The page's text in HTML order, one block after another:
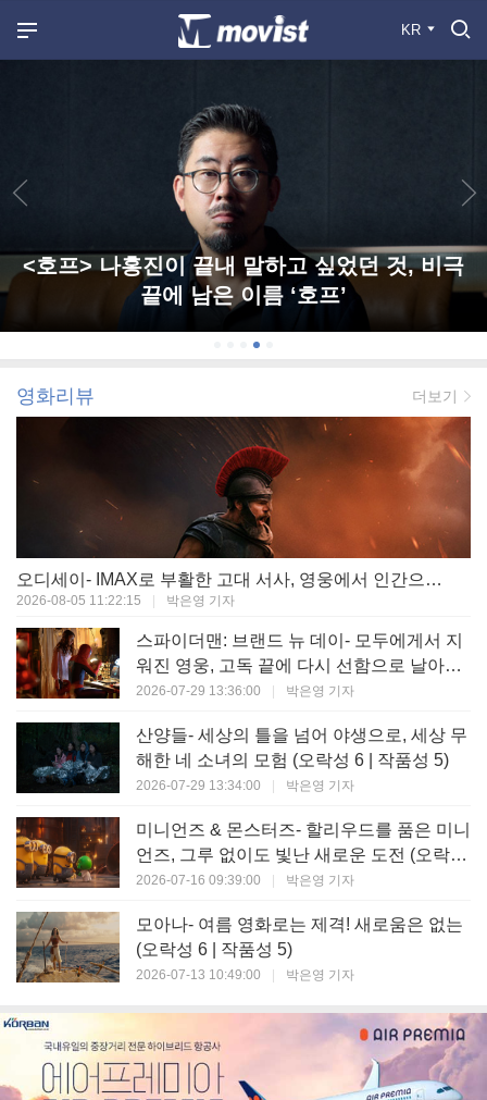
KR
<호프> 나홍진이 끝내 말하고 싶었던 것, 비극
끝에 남은 이름 ‘호프’
영화리뷰 더보기
오디세이- IMAX로 부활한 고대 서사, 영웅에서 인간으로의 귀환 (오락성 9 | 작품성 9)
2026-08-05 11:22:15 박은영 기자
스파이더맨: 브랜드 뉴 데이- 모두에게서 지
워진 영웅, 고독 끝에 다시 선함으로 날아오
르다 (오락성 8 | 작품성 8)
2026-07-29 13:36:00 박은영 기자
산양들- 세상의 틀을 넘어 야생으로, 세상 무
해한 네 소녀의 모험 (오락성 6 | 작품성 5)
2026-07-29 13:34:00 박은영 기자
미니언즈 & 몬스터즈- 할리우드를 품은 미니
언즈, 그루 없이도 빛난 새로운 도전 (오락성
7 | 작품성 6)
2026-07-16 09:39:00 박은영 기자
모아나- 여름 영화로는 제격! 새로움은 없는
(오락성 6 | 작품성 5)
2026-07-13 10:49:00 박은영 기자